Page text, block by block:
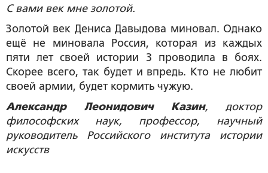
С вами век мне золотой.
Золотой век Дениса Давыдова миновал. Однако
ещё не миновала Россия, которая из каждых
пяти лет своей истории 3 проводила в боях.
Скорее всего, так будет и впредь. Кто не любит
своей армии, будет кормить чужую.
Александр Леонидович Казин, доктор
философских наук, профессор, научный
руководитель Российского института истории
искусств